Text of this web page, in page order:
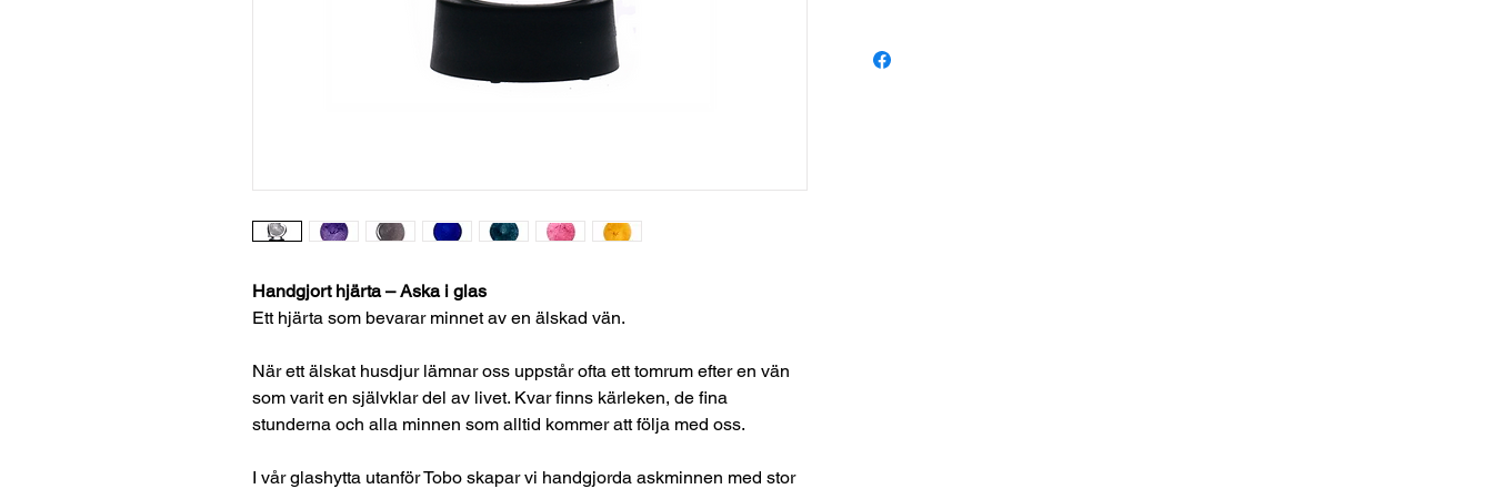
Handgjort hjärta – Aska i glas
Ett hjärta som bevarar minnet av en älskad vän.
När ett älskat husdjur lämnar oss uppstår ofta ett tomrum efter en vän
som varit en självklar del av livet. Kvar finns kärleken, de fina
stunderna och alla minnen som alltid kommer att följa med oss.
I vår glashytta utanför Tobo skapar vi handgjorda askminnen med stor